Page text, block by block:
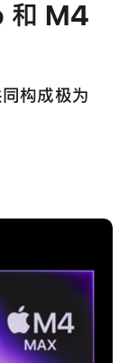
和 M4
构成极为